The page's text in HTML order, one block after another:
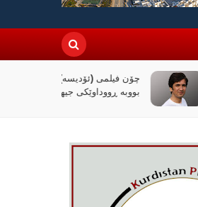
(ئۆدیسە)ی کریستۆفەر نۆلان
جیهانی؟